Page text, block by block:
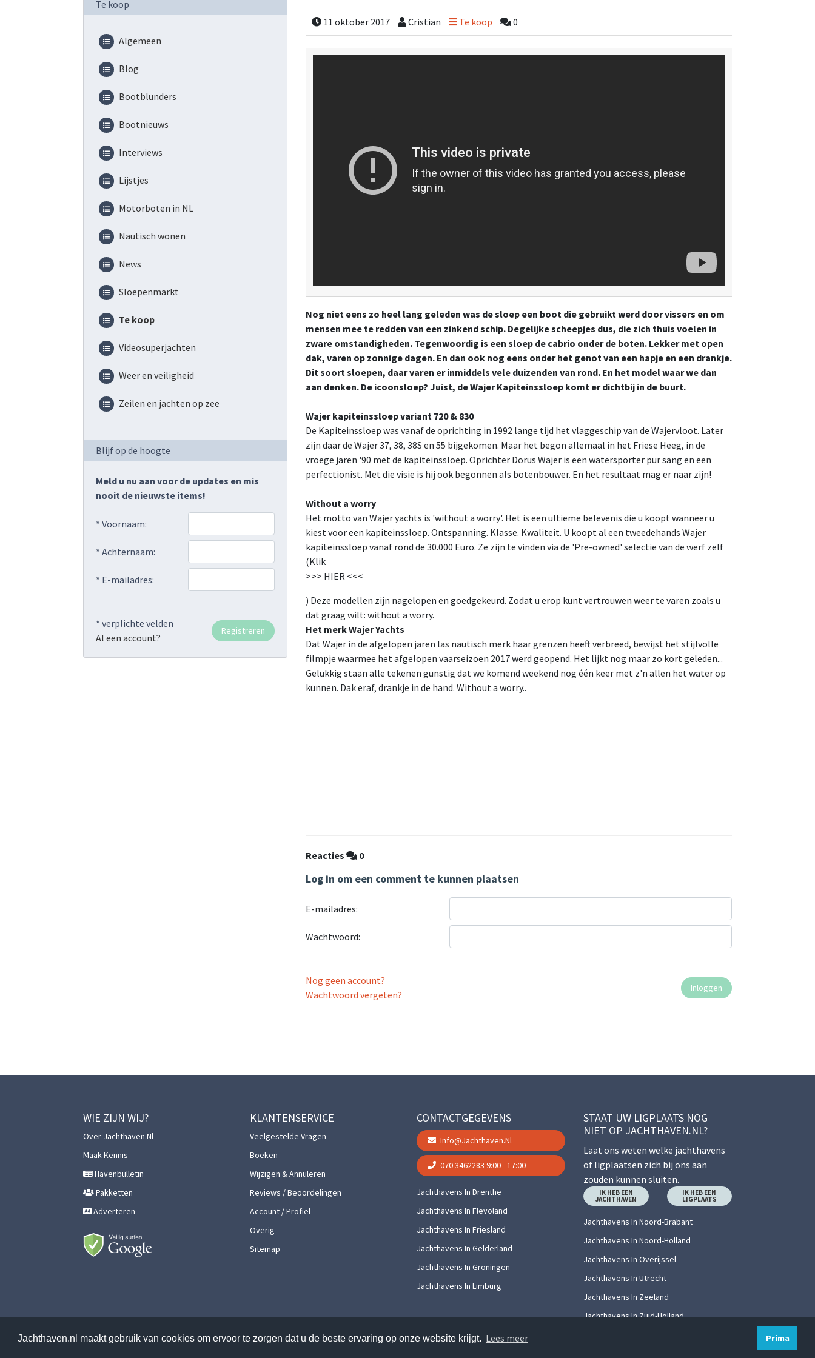
Jachthaven.nl maakt gebruik van cookies om ervoor te zorgen dat u de beste ervaring op onze website krijgt. Lees meer Prima
Te koop
Algemeen
Blog
Bootblunders
Bootnieuws
Interviews
Lijstjes
Motorboten in NL
Nautisch wonen
News
Sloepenmarkt
Te koop
Videosuperjachten
Weer en veiligheid
Zeilen en jachten op zee
Blijf op de hoogte
Meld u nu aan voor de updates en mis
nooit de nieuwste items!
* Voornaam:
* Achternaam:
* E-mailadres:
* verplichte velden
Al een account?
11 oktober 2017 Cristian Te koop 0
Nog niet eens zo heel lang geleden was de sloep een boot die gebruikt werd door vissers en om
mensen mee te redden van een zinkend schip. Degelijke scheepjes dus, die zich thuis voelen in
zware omstandigheden. Tegenwoordig is een sloep de cabrio onder de boten. Lekker met open
dak, varen op zonnige dagen. En dan ook nog eens onder het genot van een hapje en een drankje.
Dit soort sloepen, daar varen er inmiddels vele duizenden van rond. En het model waar we dan
aan denken. De icoonsloep? Juist, de Wajer Kapiteinssloep komt er dichtbij in de buurt.
Wajer kapiteinssloep variant 720 & 830
De Kapiteinssloep was vanaf de oprichting in 1992 lange tijd het vlaggeschip van de Wajervloot. Later
zijn daar de Wajer 37, 38, 38S en 55 bijgekomen. Maar het begon allemaal in het Friese Heeg, in de
vroege jaren '90 met de kapiteinssloep. Oprichter Dorus Wajer is een watersporter pur sang en een
perfectionist. Met die visie is hij ook begonnen als botenbouwer. En het resultaat mag er naar zijn!
Without a worry
Het motto van Wajer yachts is 'without a worry'. Het is een ultieme belevenis die u koopt wanneer u
kiest voor een kapiteinssloep. Ontspanning. Klasse. Kwaliteit. U koopt al een tweedehands Wajer
kapiteinssloep vanaf rond de 30.000 Euro. Ze zijn te vinden via de 'Pre-owned' selectie van de werf zelf
(Klik
>>> HIER <<<
) Deze modellen zijn nagelopen en goedgekeurd. Zodat u erop kunt vertrouwen weer te varen zoals u
dat graag wilt: without a worry.
Het merk Wajer Yachts
Dat Wajer in de afgelopen jaren las nautisch merk haar grenzen heeft verbreed, bewijst het stijlvolle
filmpje waarmee het afgelopen vaarseizoen 2017 werd geopend. Het lijkt nog maar zo kort geleden...
Gelukkig staan alle tekenen gunstig dat we komend weekend nog één keer met z'n allen het water op
kunnen. Dak eraf, drankje in de hand. Without a worry..
Reacties 0
Log in om een comment te kunnen plaatsen
E-mailadres:
Wachtwoord:
Nog geen account?
Wachtwoord vergeten?
WIE ZIJN WIJ?
Over Jachthaven.nl
Maak Kennis
Havenbulletin
Pakketten
Adverteren
KLANTENSERVICE
Veelgestelde Vragen
Boeken
Wijzigen & Annuleren
Reviews / Beoordelingen
Account / Profiel
Overig
Sitemap
CONTACTGEGEVENS
Info@jachthaven.nl
070 3462283 9:00 - 17:00
Jachthavens In Drenthe
Jachthavens In Flevoland
Jachthavens In Friesland
Jachthavens In Gelderland
Jachthavens In Groningen
Jachthavens In Limburg
STAAT UW LIGPLAATS NOG
NIET OP JACHTHAVEN.NL?
Laat ons weten welke jachthavens
of ligplaatsen zich bij ons aan
zouden kunnen sluiten.
IK HEB EEN
JACHTHAVEN
IK HEB EEN
LIGPLAATS
Jachthavens In Noord-Brabant
Jachthavens In Noord-Holland
Jachthavens In Overijssel
Jachthavens In Utrecht
Jachthavens In Zeeland
Jachthavens In Zuid-Holland